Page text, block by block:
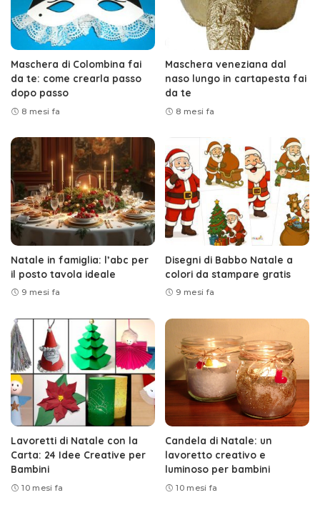
Maschera di Colombina fai
da te: come crearla passo
dopo passo
8 mesi fa
Maschera veneziana dal
naso lungo in cartapesta fai
da te
8 mesi fa
Natale in famiglia: l’abc per
il posto tavola ideale
9 mesi fa
Disegni di Babbo Natale a
colori da stampare gratis
9 mesi fa
Lavoretti di Natale con la
Carta: 24 Idee Creative per
Bambini
10 mesi fa
Candela di Natale: un
lavoretto creativo e
luminoso per bambini
10 mesi fa